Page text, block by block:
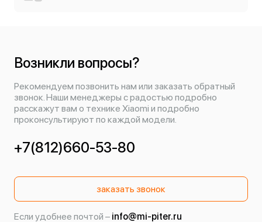
Возникли вопросы?
Рекомендуем позвонить нам или заказать обратный
звонок. Наши менеджеры с радостью подробно
расскажут вам о технике Xiaomi и подробно
проконсультируют по каждой модели.
+7(812)660-53-80
заказать звонок
Если удобнее почтой – info@mi-piter.ru